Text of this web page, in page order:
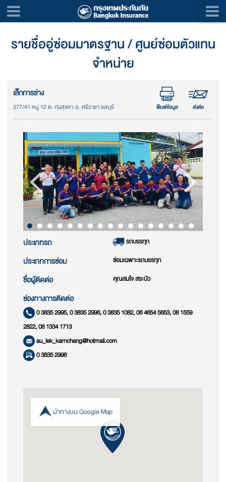
รายชื่ออู่ซ่อมมาตรฐาน / ศูนย์ซ่อมตัวแทน
จำหน่าย
เล็กการช่าง
277/41 หมู่ 12 ต. ทุ่งสุขลา อ. ศรีราชา ชลบุรี พิมพ์ข้อมูล ส่งต่อ
ประเภทรถ รถบรรทุก
ประเภทการซ่อม ซ่อมเฉพาะรถบรรทุก
ชื่อผู้ติดต่อ คุณสมใจ สระบัว
ช่องทางการติดต่อ
0 3835 2995, 0 3835 2996, 0 3835 1082, 06 4654 5653, 08 1559
2822, 08 1334 1713
au_lek_karnchang@hotmail.com
0 3835 2996
นำทางบน Google Map